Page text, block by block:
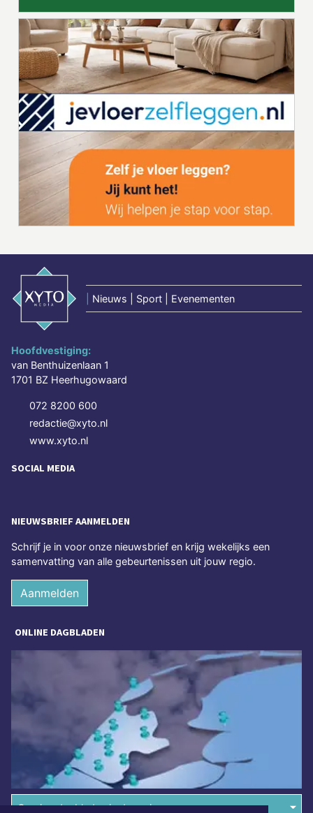
Nieuws | Sport | Evenementen
Hoofdvestiging:
van Benthuizenlaan 1
1701 BZ Heerhugowaard
072 8200 600
redactie@xyto.nl
www.xyto.nl
SOCIAL MEDIA
NIEUWSBRIEF AANMELDEN
Schrijf je in voor onze nieuwsbrief en krijg wekelijks een
samenvatting van alle gebeurtenissen uit jouw regio.
Aanmelden
ONLINE DAGBLADEN
Overige dagbladen in de regio